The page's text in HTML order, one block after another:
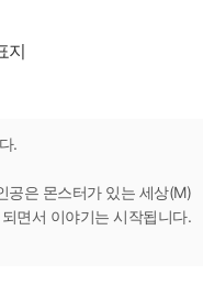
.
공은 몬스터가 있는 세상(M)
면서 이야기는 시작됩니다.